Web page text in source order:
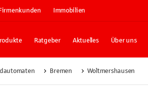
Firmenkunden Immobilien
Ratgeber Aktuelles Über uns
Bremen Woltmershausen